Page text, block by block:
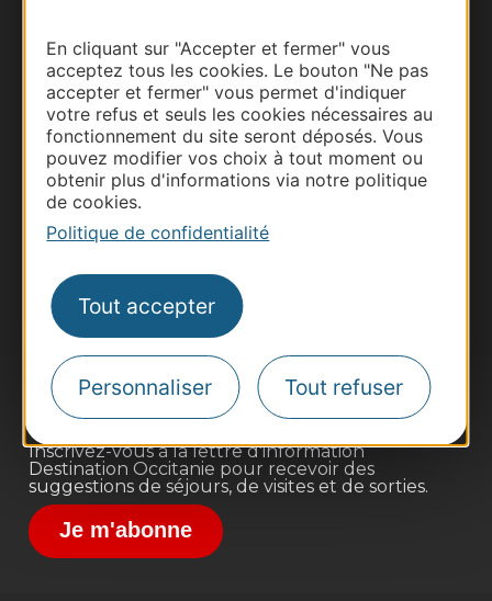
En cliquant sur "Accepter et fermer" vous
acceptez tous les cookies. Le bouton "Ne pas
accepter et fermer" vous permet d'indiquer
votre refus et seuls les cookies nécessaires au
fonctionnement du site seront déposés. Vous
pouvez modifier vos choix à tout moment ou
obtenir plus d'informations via notre politique
de cookies.
Politique de confidentialité
Tout accepter
Personnaliser Tout refuser
Thermalisme
Business/Mice
Pros d'Occitanie
Site presse et d'influence
Voyagistes
Destination Sport
Inscrivez-vous à la lettre d'information
Destination Occitanie pour recevoir des
suggestions de séjours, de visites et de sorties.
Je m'abonne